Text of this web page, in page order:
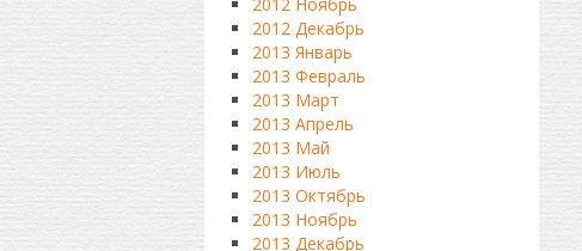
2012 Декабрь
2013 Январь
2013 Февраль
2013 Март
2013 Апрель
2013 Май
2013 Июль
2013 Октябрь
2013 Ноябрь
2013 Декабрь